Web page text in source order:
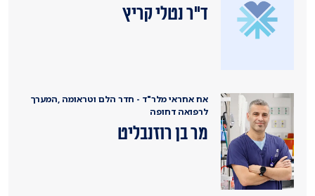
ד"ר נטלי קריץ
אח אחראי מלר"ד - חדר הלם וטראומה ,המערך
לרפואה דחופה
מר בן רוזנבליט